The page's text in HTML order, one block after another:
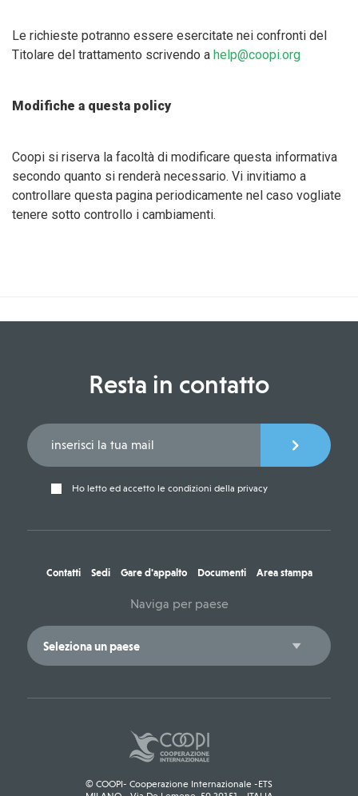
Le richieste potranno essere esercitate nei confronti del
Titolare del trattamento scrivendo a help@coopi.org
Modifiche a questa policy
Coopi si riserva la facoltà di modificare questa informativa
secondo quanto si renderà necessario. Vi invitiamo a
controllare questa pagina periodicamente nel caso vogliate
tenere sotto controllo i cambiamenti.
Resta in contatto
Ho letto ed accetto le condizioni della privacy
Contatti Sedi Gare d'appalto Documenti Area stampa
Naviga per paese
© COOPI- Cooperazione Internazionale -ETS